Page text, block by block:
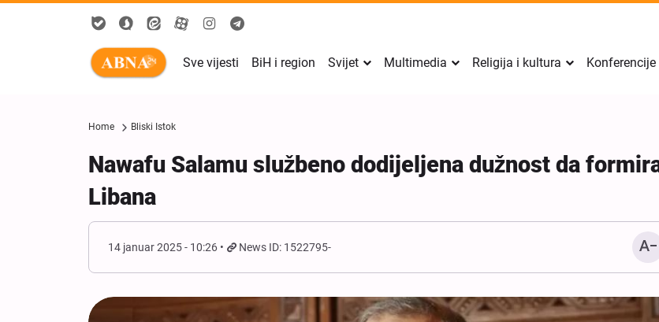
Sve vijesti BiH i region Svijet Multimedia Religija i kultura
Home Bliski Istok
Nawafu Salamu službeno dodijeljena dužnost da
Libana
14 januar 2025 - 10:26 News ID: 1522795-
Izvještaj Al-
između Irana i